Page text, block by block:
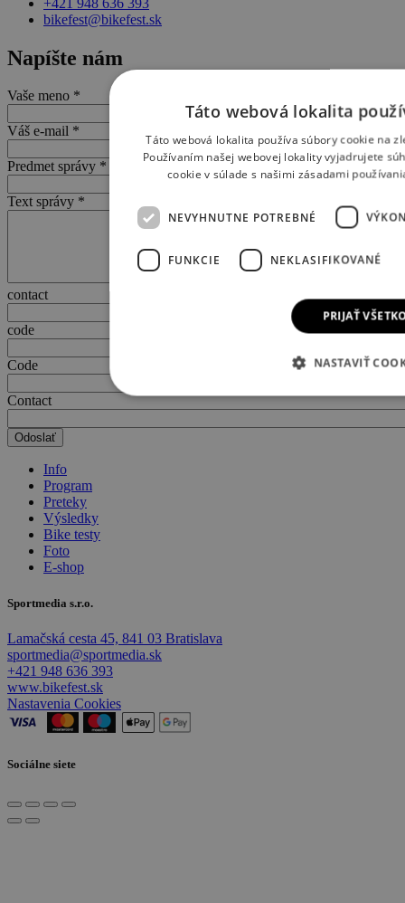
bikefest@bikefest.sk
Napíšte nám
Vaše meno *
Váš e-mail *
Predmet správy *
Text správy *
contact
code
Code
Contact
Info
Program
Preteky
Výsledky
Bike testy
Foto
E-shop
Sportmedia s.r.o.
Lamačská cesta 45, 841 03 Bratislava
sportmedia@sportmedia.sk
+421 948 636 393
www.bikefest.sk
Nastavenia Cookies
Sociálne siete
Táto webová lokalita
Táto webová lokalita používa súbory cookie na
Používaním našej webovej lokality vyjadrujete
cookie v súlade s našimi zásadami
NEVYHNUTNE POTREBNÉ
FUNKCIE NEKLASIFIKOVANÉ
PRIJAŤ
NASTAVIŤ